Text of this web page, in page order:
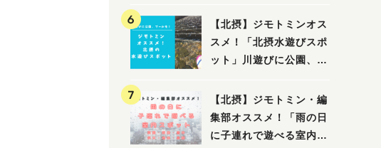
【北摂】ジモトミンオス
スメ！「北摂水遊びスポ
ット」川遊びに公園、プ
吹田・茨木・高槻）
【北摂】ジモトミン・編
集部オススメ！「雨の日
に子連れで遊べる室内ス